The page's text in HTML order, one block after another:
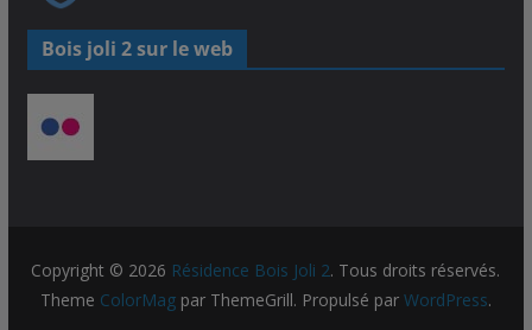
Bois joli 2 sur le web
Copyright © 2026 Résidence Bois Joli 2. Tous droits réservés.
Theme ColorMagpar ThemeGrill. Propulsé par WordPress.